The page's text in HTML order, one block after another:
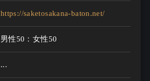
https://saketosakana-baton.net/
男性50：女性50
...